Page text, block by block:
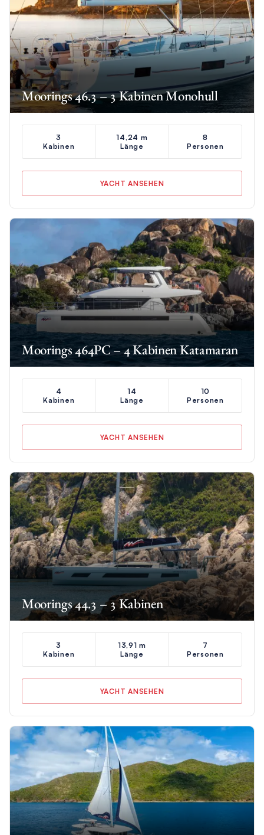
Moorings 46.3 – 3 Kabinen Monohull
3
Kabinen
14,24 m
Länge
8
Personen
YACHT ANSEHEN
Moorings 464PC – 4 Kabinen Katamaran
4
Kabinen
14
Länge
10
Personen
YACHT ANSEHEN
Moorings 44.3 – 3 Kabinen
3
Kabinen
13,91 m
Länge
7
Personen
YACHT ANSEHEN